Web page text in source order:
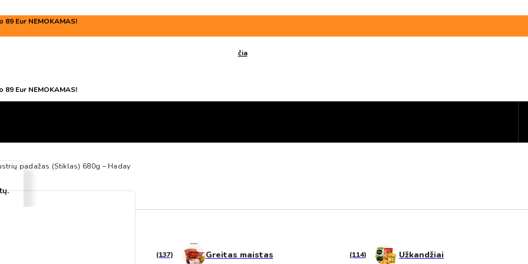
89 Eur NEMOKAMAS!
čia
89 Eur NEMOKAMAS!
(137) Greitas maistas (114) Užkandžiai
padažas (Stiklas) 680g – Haday